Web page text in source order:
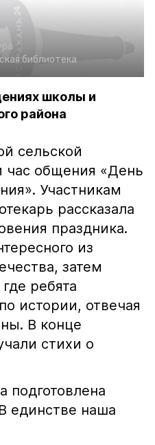
библиотека
школы и
района
сельской
час общения «День
Участникам
рассказала
праздника.
из
затем
ребята
истории, отвечая
В конце
стихи о
подготовлена
единстве наша